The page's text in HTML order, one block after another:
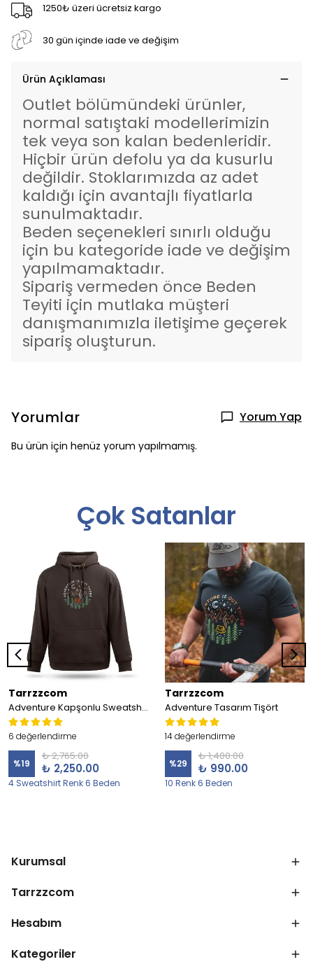
1250₺ üzeri ücretsiz kargo
30 gün içinde iade ve değişim
Ürün Açıklaması
Outlet bölümündeki ürünler,
normal satıştaki modellerimizin
tek veya son kalan bedenleridir.
Hiçbir ürün defolu ya da kusurlu
değildir. Stoklarımızda az adet
kaldığı için avantajlı fiyatlarla
sunulmaktadır.
Beden seçenekleri sınırlı olduğu
için bu kategoride iade ve değişim
yapılmamaktadır.
Sipariş vermeden önce Beden
Teyiti için mutlaka müşteri
danışmanımızla iletişime geçerek
sipariş oluşturun.
Yorumlar Yorum Yap
Bu ürün için henüz yorum yapılmamış.
Çok Satanlar
Tarrzzcom
Adventure Kapşonlu Sweatshirt
6 değerlendirme
%19
₺ 2,765.00
₺ 2,250.00
4 Sweatshirt Renk 6 Beden
Tarrzzcom
Adventure Tasarım Tişört
14 değerlendirme
%29
₺ 1,400.00
₺ 990.00
10 Renk 6 Beden
Kurumsal
Tarrzzcom
Hesabım
Kategoriler